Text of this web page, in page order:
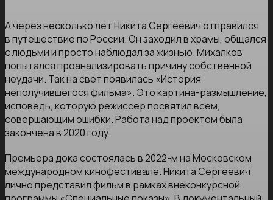
А через несколько лет Никита Сергеевич отправился
в путешествие по России. Он заходил в храмы, общался
с людьми и просто наблюдал за жизнью. Михалков
попытался проанализировать причину собственной
неудачи. Так на свет появилась «История
неполучившегося фильма». Это картина-размышление,
исповедь, которую режиссер посвятил всем,
совершающим ошибки. Работа над проектом была
закончена в 2020 году.
Премьера дока состоялась в 2022-м на Московском
международном кинофестивале. Никита Сергеевич
лично представил фильм в рамках внеконкурсной